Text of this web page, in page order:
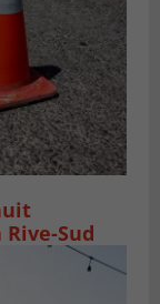
Sud